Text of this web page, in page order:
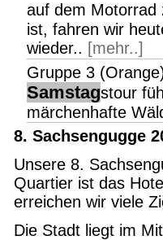
auf dem
ist, fahren wir
wieder.. [mehr..]
Gruppe 3
Samstagstour
märchenhafte
8. Sachsengugge
Unsere 8.
Quartier ist das
erreichen wir viele
Die Stadt liegt im